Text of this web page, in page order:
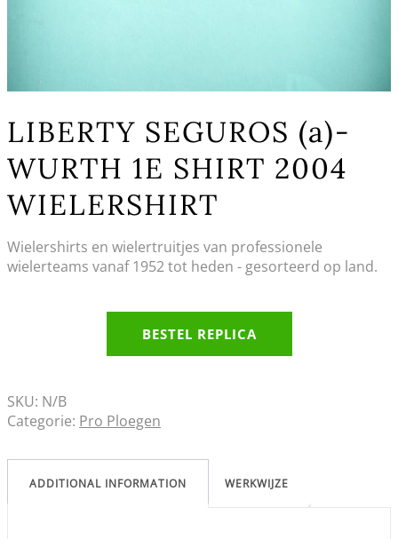
LIBERTY SEGUROS (a)-
WURTH 1E SHIRT 2004
WIELERSHIRT
Wielershirts en wielertruitjes van professionele
wielerteams vanaf 1952 tot heden - gesorteerd op land.
BESTEL REPLICA
SKU: N/B
Categorie: Pro Ploegen
ADDITIONAL INFORMATION WERKWIJZE